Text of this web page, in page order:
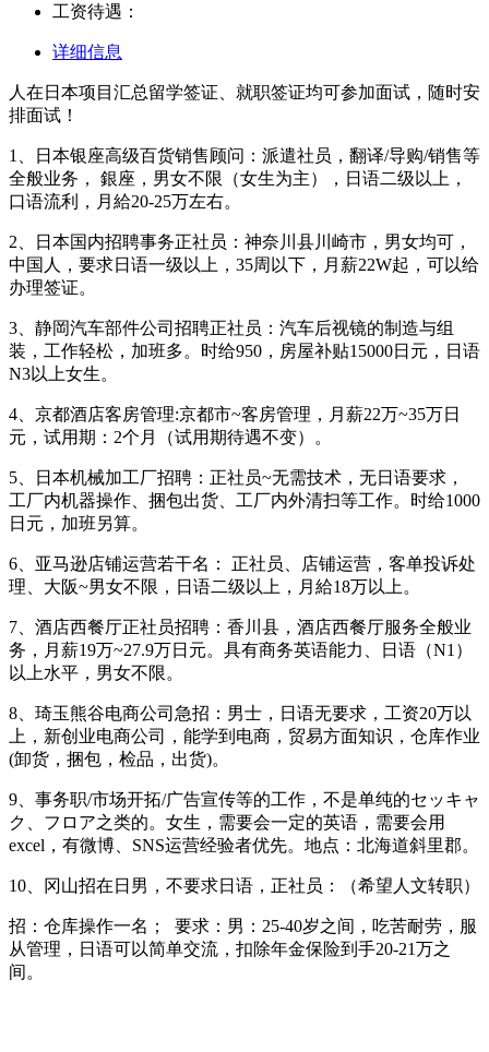
工资待遇：
详细信息
人在日本项目汇总留学签证、就职签证均可参加面试，随时安
排面试！
1、日本银座高级百货销售顾问：派遣社员，翻译/导购/销售等
全般业务， 銀座，男女不限（女生为主），日语二级以上，
口语流利，月給20-25万左右。
2、日本国内招聘事务正社员：神奈川县川崎市，男女均可，
中国人，要求日语一级以上，35周以下，月薪22W起，可以给
办理签证。
3、静岡汽车部件公司招聘正社员：汽车后视镜的制造与组
装，工作轻松，加班多。时给950，房屋补贴15000日元，日语
N3以上女生。
4、京都酒店客房管理:京都市~客房管理，月薪22万~35万日
元，试用期：2个月（试用期待遇不变）。
5、日本机械加工厂招聘：正社员~无需技术，无日语要求，
工厂内机器操作、捆包出货、工厂内外清扫等工作。时给1000
日元，加班另算。
6、亚马逊店铺运营若干名： 正社员、店铺运营，客单投诉处
理、大阪~男女不限，日语二级以上，月給18万以上。
7、酒店西餐厅正社员招聘：香川县，酒店西餐厅服务全般业
务，月薪19万~27.9万日元。具有商务英语能力、日语（N1）
以上水平，男女不限。
8、琦玉熊谷电商公司急招：男士，日语无要求，工资20万以
上，新创业电商公司，能学到电商，贸易方面知识，仓库作业
(卸货，捆包，检品，出货)。
9、 事务职/市场开拓/广告宣传等的工作，不是单纯的セッキャ
ク、フロア之类的。 女生，需要会一定的英语，需要会用
excel，有微博、SNS运营经验者优先。 地点：北海道斜里郡。
10、 冈山招在日男，不要求日语，正社员：（希望人文转职）
招：仓库操作一名； 要求：男：25-40岁之间，吃苦耐劳，服
从管理，日语可以简单交流，扣除年金保险到手20-21万之
间。